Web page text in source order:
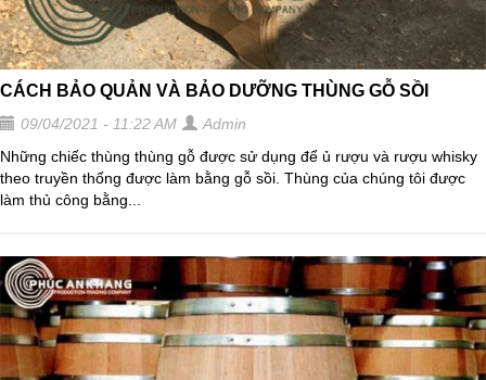
CÁCH BẢO QUẢN VÀ BẢO DƯỠNG THÙNG GỖ SỒI
09/04/2021 - 11:22 AM
Admin
Những chiếc thùng thùng gỗ được sử dụng để ủ rượu và rượu whisky
theo truyền thống được làm bằng gỗ sồi. Thùng của chúng tôi được
làm thủ công bằng...